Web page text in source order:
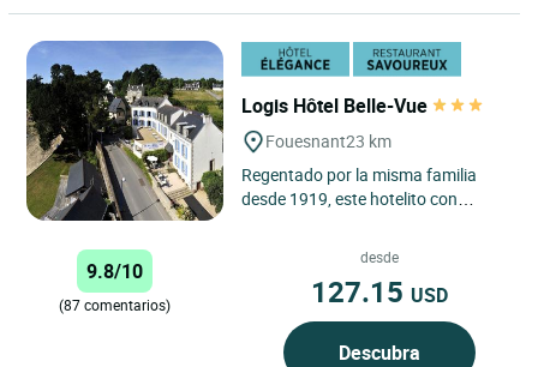
Logis Hôtel Belle-Vue
Fouesnant23 km
Regentado por la misma familia
desde 1919, este hotelito con
9.8/10
(87 comentarios)
desde
127.15 USD
Descubra